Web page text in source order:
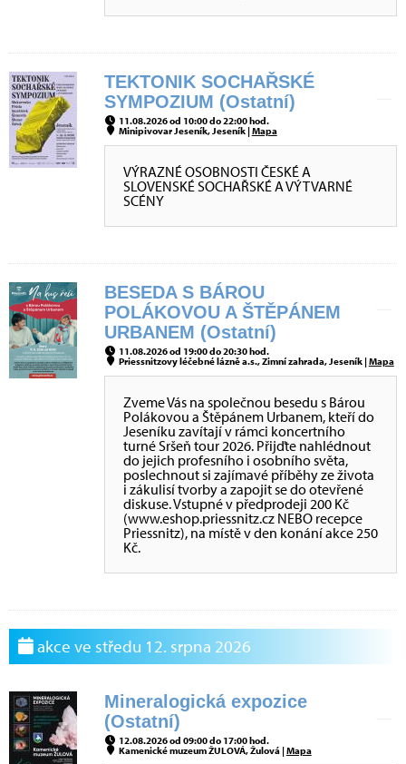
TEKTONIK SOCHAŘSKÉ
SYMPOZIUM (Ostatní)
11.08.2026 od 10:00 do 22:00 hod.
Minipivovar Jeseník, Jeseník |Mapa
VÝRAZNÉ OSOBNOSTI ČESKÉ A
SLOVENSKÉ SOCHAŘSKÉ A VÝTVARNÉ
SCÉNY
BESEDA S BÁROU
POLÁKOVOU A ŠTĚPÁNEM
URBANEM (Ostatní)
11.08.2026 od 19:00 do 20:30 hod.
Priessnitzovy léčebné lázně a.s., Zimní zahrada, Jeseník |Mapa
Zveme Vás na společnou besedu s Bárou
Polákovou a Štěpánem Urbanem, kteří do
Jeseníku zavítají v rámci koncertního
turné Sršeň tour 2026. Přijďte nahlédnout
do jejich profesního i osobního světa,
poslechnout si zajímavé příběhy ze života
i zákulisí tvorby a zapojit se do otevřené
diskuse. Vstupné v předprodeji 200 Kč
(www.eshop.priessnitz.cz NEBO recepce
Priessnitz), na místě v den konání akce 250
Kč.
akce ve středu 12. srpna 2026
Mineralogická expozice
(Ostatní)
12.08.2026 od 09:00 do 17:00 hod.
Kamenické muzeum ŽULOVÁ, Žulová |Mapa